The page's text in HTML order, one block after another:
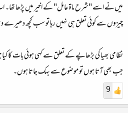
میں‌نے اسے "شرح ماۃ عامل" کے اخیر میں پڑھا تھا۔
چیزوں سے کوئی تعلق ہی نہیں رہا تو سب کچھ
نظامی بھیا کی بڑھاپے کے تعلق سے کہی ہوئی بات کا
جب بھی آتا ہوں تو موضوع سے بہک جاتا ہوں۔
9